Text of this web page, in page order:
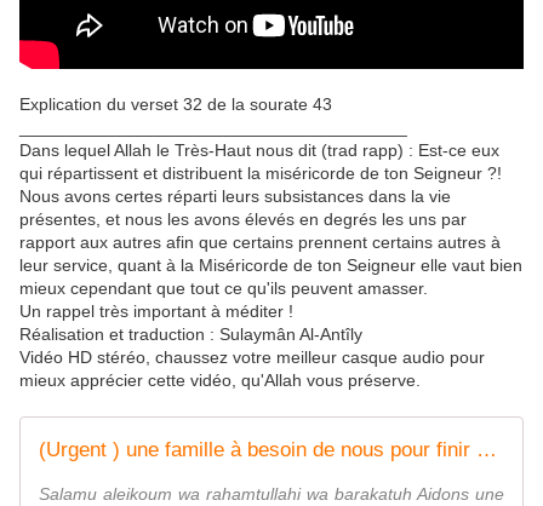
Explication du verset 32 de la sourate 43
Dans lequel Allah le Très-Haut nous dit (trad rapp) : Est-ce eux
qui répartissent et distribuent la miséricorde de ton Seigneur ?!
Nous avons certes réparti leurs subsistances dans la vie
présentes, et nous les avons élevés en degrés les uns par
rapport aux autres afin que certains prennent certains autres à
leur service, quant à la Miséricorde de ton Seigneur elle vaut bien
mieux cependant que tout ce qu'ils peuvent amasser.
Un rappel très important à méditer !
Réalisation et traduction : Sulaymân Al-Antîly
Vidéo HD stéréo, chaussez votre meilleur casque audio pour
mieux apprécier cette vidéo, qu'Allah vous préserve.
(Urgent ) une famille à besoin de nous pour finir de construire leur maison - Salafidunord
Salamu aleikoum wa rahamtullahi wa barakatuh Aidons une